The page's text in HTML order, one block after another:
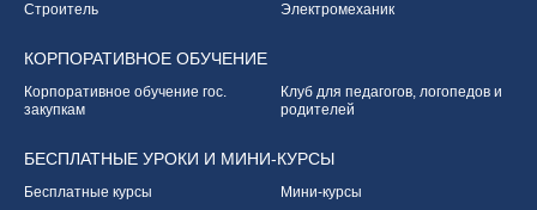
Строитель
Электромеханик
КОРПОРАТИВНОЕ ОБУЧЕНИЕ
Корпоративное обучение гос.
закупкам
Клуб для педагогов, логопедов и
родителей
БЕСПЛАТНЫЕ УРОКИ И МИНИ-КУРСЫ
Бесплатные курсы Мини-курсы